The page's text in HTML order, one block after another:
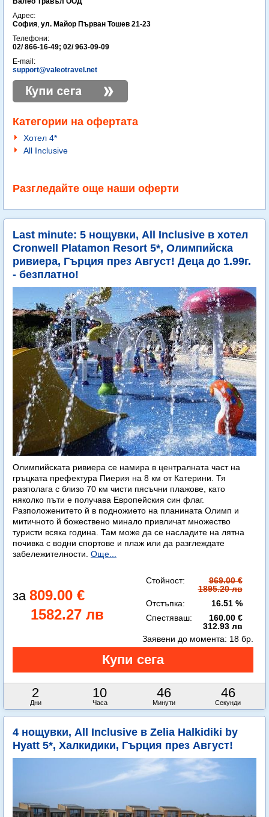
Адрес:
София, ул. Майор Първан Тошев 21-23
Телефони:
02/ 866-16-49; 02/ 963-09-09
E-mail:
support@valeotravel.net
Категории на офертата
Хотел 4*
All Inclusive
Разгледайте още наши оферти
Last minute: 5 нощувки, All Inclusive в хотел
Cronwell Platamon Resort 5*, Олимпийска
ривиера, Гърция през Август! Деца до 1.99г.
- безплатно!
Олимпийската ривиера се намира в централната част на
гръцката префектура Пиерия на 8 км от Катерини. Тя
разполага с близо 70 км чисти пясъчни плажове, като
няколко пъти е получава Европейския син флаг.
Разположенитето й в подножието на планината Олимп и
митичното й божествено минало привличат множество
туристи всяка година. Там може да се насладите на лятна
почивка с водни спортове и плаж или да разглеждате
забележителности. Още...
809.00 €
1582.27 лв
Стойност:
969.00 €
1895.20 лв
Отстъпка:
16.51 %
Спестяваш:
160.00 €
312.93 лв
2
Дни
10
Часа
46
Минути
45
Секунди
Заявени до момента: 18 бр.
4 нощувки, All Inclusive в Zelia Halkidiki by
Hyatt 5*, Халкидики, Гърция през Август!